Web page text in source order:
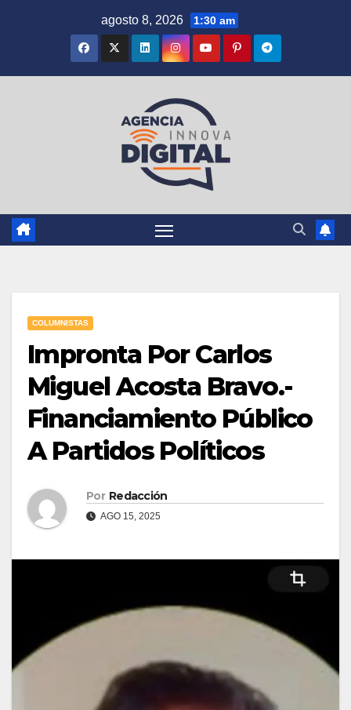
agosto 8, 2026 1:30 am
COLUMNISTAS
Impronta Por Carlos
Miguel Acosta Bravo.-
Financiamiento Público
A Partidos Políticos
Por Redacción
AGO 15, 2025